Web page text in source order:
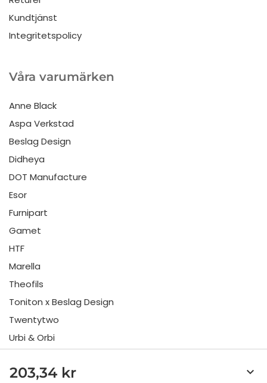
203,34 kr keyboard_arrow_down
Kundtjänst
Integritetspolicy
Våra varumärken
Anne Black
Aspa Verkstad
Beslag Design
Didheya
DOT Manufacture
Esor
Furnipart
Gamet
HTF
Marella
Theofils
Toniton x Beslag Design
Twentytwo
Urbi & Orbi
Viefe